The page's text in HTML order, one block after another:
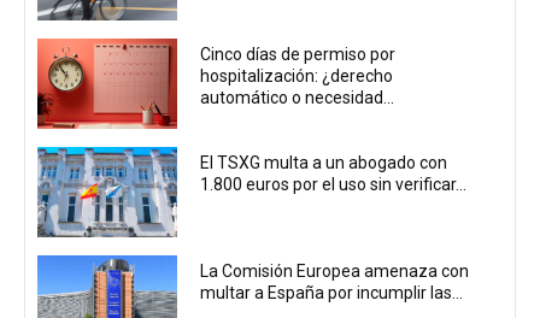
Cinco días de permiso por
hospitalización: ¿derecho
automático o necesidad...
El TSXG multa a un abogado con
1.800 euros por el uso sin verificar...
La Comisión Europea amenaza con
multar a España por incumplir las...